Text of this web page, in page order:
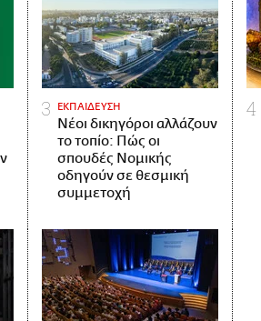
ΕΚΠΑΙΔΕΥΣΗ
Νέοι δικηγόροι αλλάζουν
το τοπίο: Πώς οι
σπουδές Νομικής
οδηγούν σε θεσμική
συμμετοχή